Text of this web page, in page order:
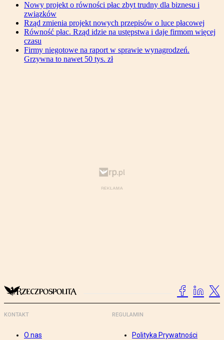
Nowy projekt o równości płac zbyt trudny dla biznesu i
związków
Rząd zmienia projekt nowych przepisów o luce płacowej
Równość płac. Rząd idzie na ustępstwa i daje firmom więcej
czasu
Firmy niegotowe na raport w sprawie wynagrodzeń.
Grzywna to nawet 50 tys. zł
KONTAKT
O nas
REGULAMIN
Polityka Prywatności